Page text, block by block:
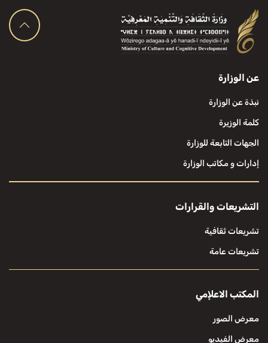
عن الوزارة
نبذة عن الوزارة
كلمة الوزيرة
الجهات التابعة للوزارة
إدارات و مكاتب الوزارة
التشريعات والقرارات
تشريعات ثقافية
تشريعات عامة
المكتب الاعلإمي
معرض الصور
معرض الفيديو